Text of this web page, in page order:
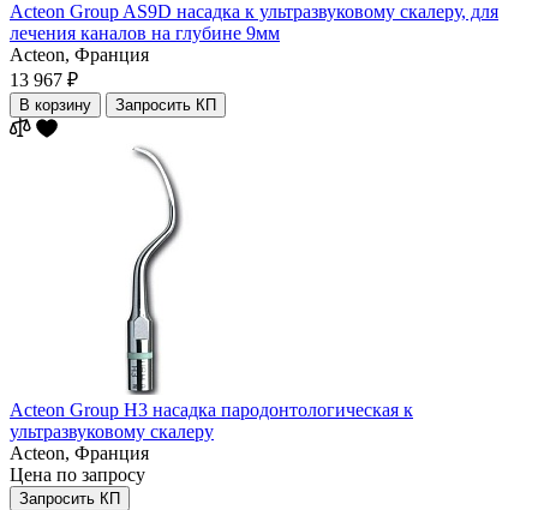
Acteon Group AS9D насадка к ультразвуковому скалеру, для
лечения каналов на глубине 9мм
Acteon, Франция
13 967 ₽
В корзину Запросить КП
Acteon Group H3 насадка пародонтологическая к
ультразвуковому скалеру
Acteon, Франция
Цена по запросу
Запросить КП